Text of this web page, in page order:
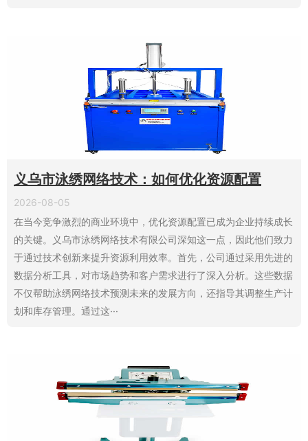
义乌市泳绣网络技术：如何优化资源配置
2026-08-05
在当今竞争激烈的商业环境中，优化资源配置已成为企业持续成长
的关键。义乌市泳绣网络技术有限公司深知这一点，因此他们致力
于通过技术创新来提升资源利用效率。首先，公司通过采用先进的
数据分析工具，对市场趋势和客户需求进行了深入分析。这些数据
不仅帮助泳绣网络技术预测未来的发展方向，还指导其调整生产计
划和库存管理。通过这···